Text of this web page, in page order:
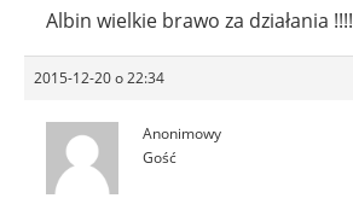
Albin wielkie brawo za działania !!!!
2015-12-20 o 22:34
Anonimowy
Gość